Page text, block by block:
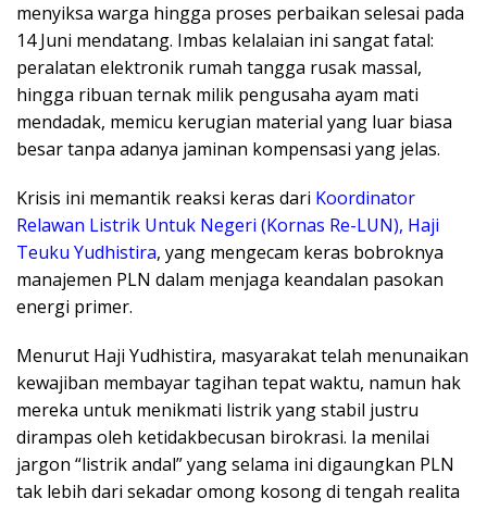
menyiksa warga hingga proses perbaikan selesai pada
14 Juni mendatang. Imbas kelalaian ini sangat fatal:
peralatan elektronik rumah tangga rusak massal,
hingga ribuan ternak milik pengusaha ayam mati
mendadak, memicu kerugian material yang luar biasa
besar tanpa adanya jaminan kompensasi yang jelas.
​Krisis ini memantik reaksi keras dari Koordinator
Relawan Listrik Untuk Negeri (Kornas Re-LUN), Haji
Teuku Yudhistira, yang mengecam keras bobroknya
manajemen PLN dalam menjaga keandalan pasokan
energi primer.
Menurut Haji Yudhistira, masyarakat telah menunaikan
kewajiban membayar tagihan tepat waktu, namun hak
mereka untuk menikmati listrik yang stabil justru
dirampas oleh ketidakbecusan birokrasi. Ia menilai
jargon “listrik andal” yang selama ini digaungkan PLN
tak lebih dari sekadar omong kosong di tengah realita